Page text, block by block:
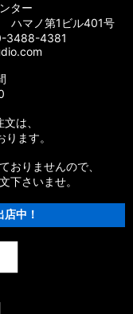
ター
マノ第1ビル401号
3488-4381
は、
ます。
おりませんので、
下さいませ。
中！